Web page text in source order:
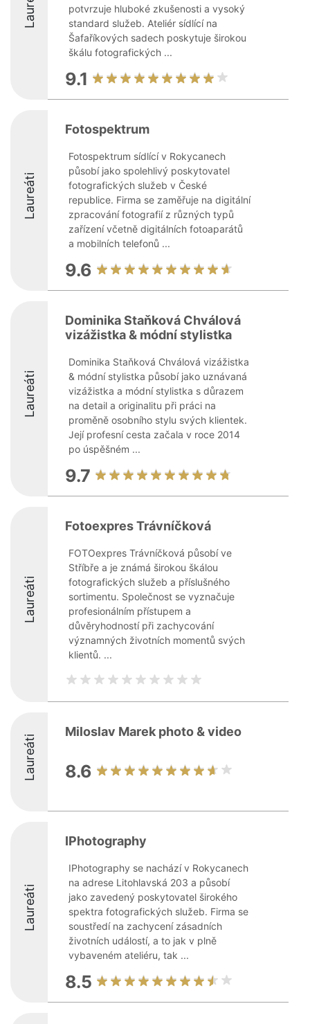
potvrzuje hluboké zkušenosti a vysoký
standard služeb. Ateliér sídlící na
Šafaříkových sadech poskytuje širokou
škálu fotografických ...
9.1
Laureáti
Fotospektrum
Fotospektrum sídlící v Rokycanech
působí jako spolehlivý poskytovatel
fotografických služeb v České
republice. Firma se zaměřuje na digitální
zpracování fotografií z různých typů
zařízení včetně digitálních fotoaparátů
a mobilních telefonů ...
9.6
Laureáti
Dominika Staňková Chválová
vizážistka & módní stylistka
Dominika Staňková Chválová vizážistka
& módní stylistka působí jako uznávaná
vizážistka a módní stylistka s důrazem
na detail a originalitu při práci na
proměně osobního stylu svých klientek.
Její profesní cesta začala v roce 2014
po úspěšném ...
9.7
Laureáti
Fotoexpres Trávníčková
FOTOexpres Trávníčková působí ve
Stříbře a je známá širokou škálou
fotografických služeb a příslušného
sortimentu. Společnost se vyznačuje
profesionálním přístupem a
důvěryhodností při zachycování
významných životních momentů svých
klientů. ...
Laureáti
Miloslav Marek photo & video
8.6
Laureáti
IPhotography
IPhotography se nachází v Rokycanech
na adrese Litohlavská 203 a působí
jako zavedený poskytovatel širokého
spektra fotografických služeb. Firma se
soustředí na zachycení zásadních
životních událostí, a to jak v plně
vybaveném ateliéru, tak ...
8.5